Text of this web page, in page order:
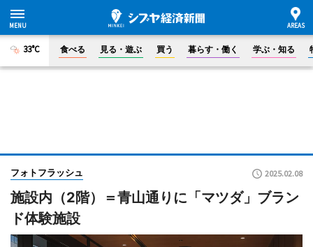
33°C 食べる 見る・遊ぶ 買う 暮らす・働く 学ぶ・知る
フォトフラッシュ 2025.02.08
施設内（2階）＝青山通りに「マツダ」ブラン
ド体験施設